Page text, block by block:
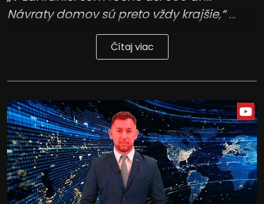
Návraty domov sú preto vždy krajšie,“...
Čítaj viac